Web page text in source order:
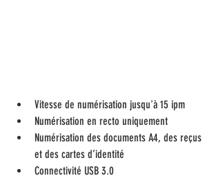
Vitesse de numérisation jusqu'à 15 ipm
Numérisation en recto uniquement
Numérisation des documents A4, des reçus
et des cartes d’identité
Connectivité USB 3.0